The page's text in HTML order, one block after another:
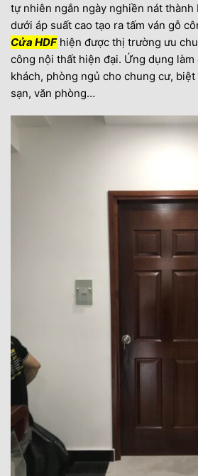
tự nhiên ngắn ngày nghiền nát
dưới áp suất cao tạo ra tấm ván gỗ
Cửa HDFhiện được thị trường ưu
công nội thất hiện đại. Ứng dụng
khách, phòng ngủ cho chung cư,
sạn, văn phòng…